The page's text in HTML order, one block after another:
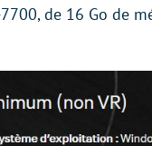
de 16 Go de